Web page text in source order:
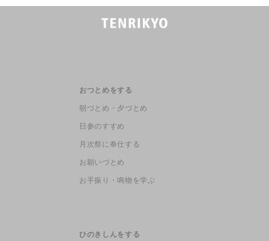
おつとめをする
朝づとめ・夕づとめ
日参のすすめ
月次祭に奉仕する
お願いづとめ
お手振り・鳴物を学ぶ
ひのきしんをする